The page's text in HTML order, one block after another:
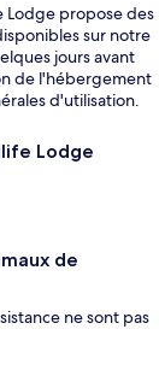
Lodge propose des
sur notre
jours avant
de l'hébergement
d'utilisation.
Lodge
de
ne sont pas